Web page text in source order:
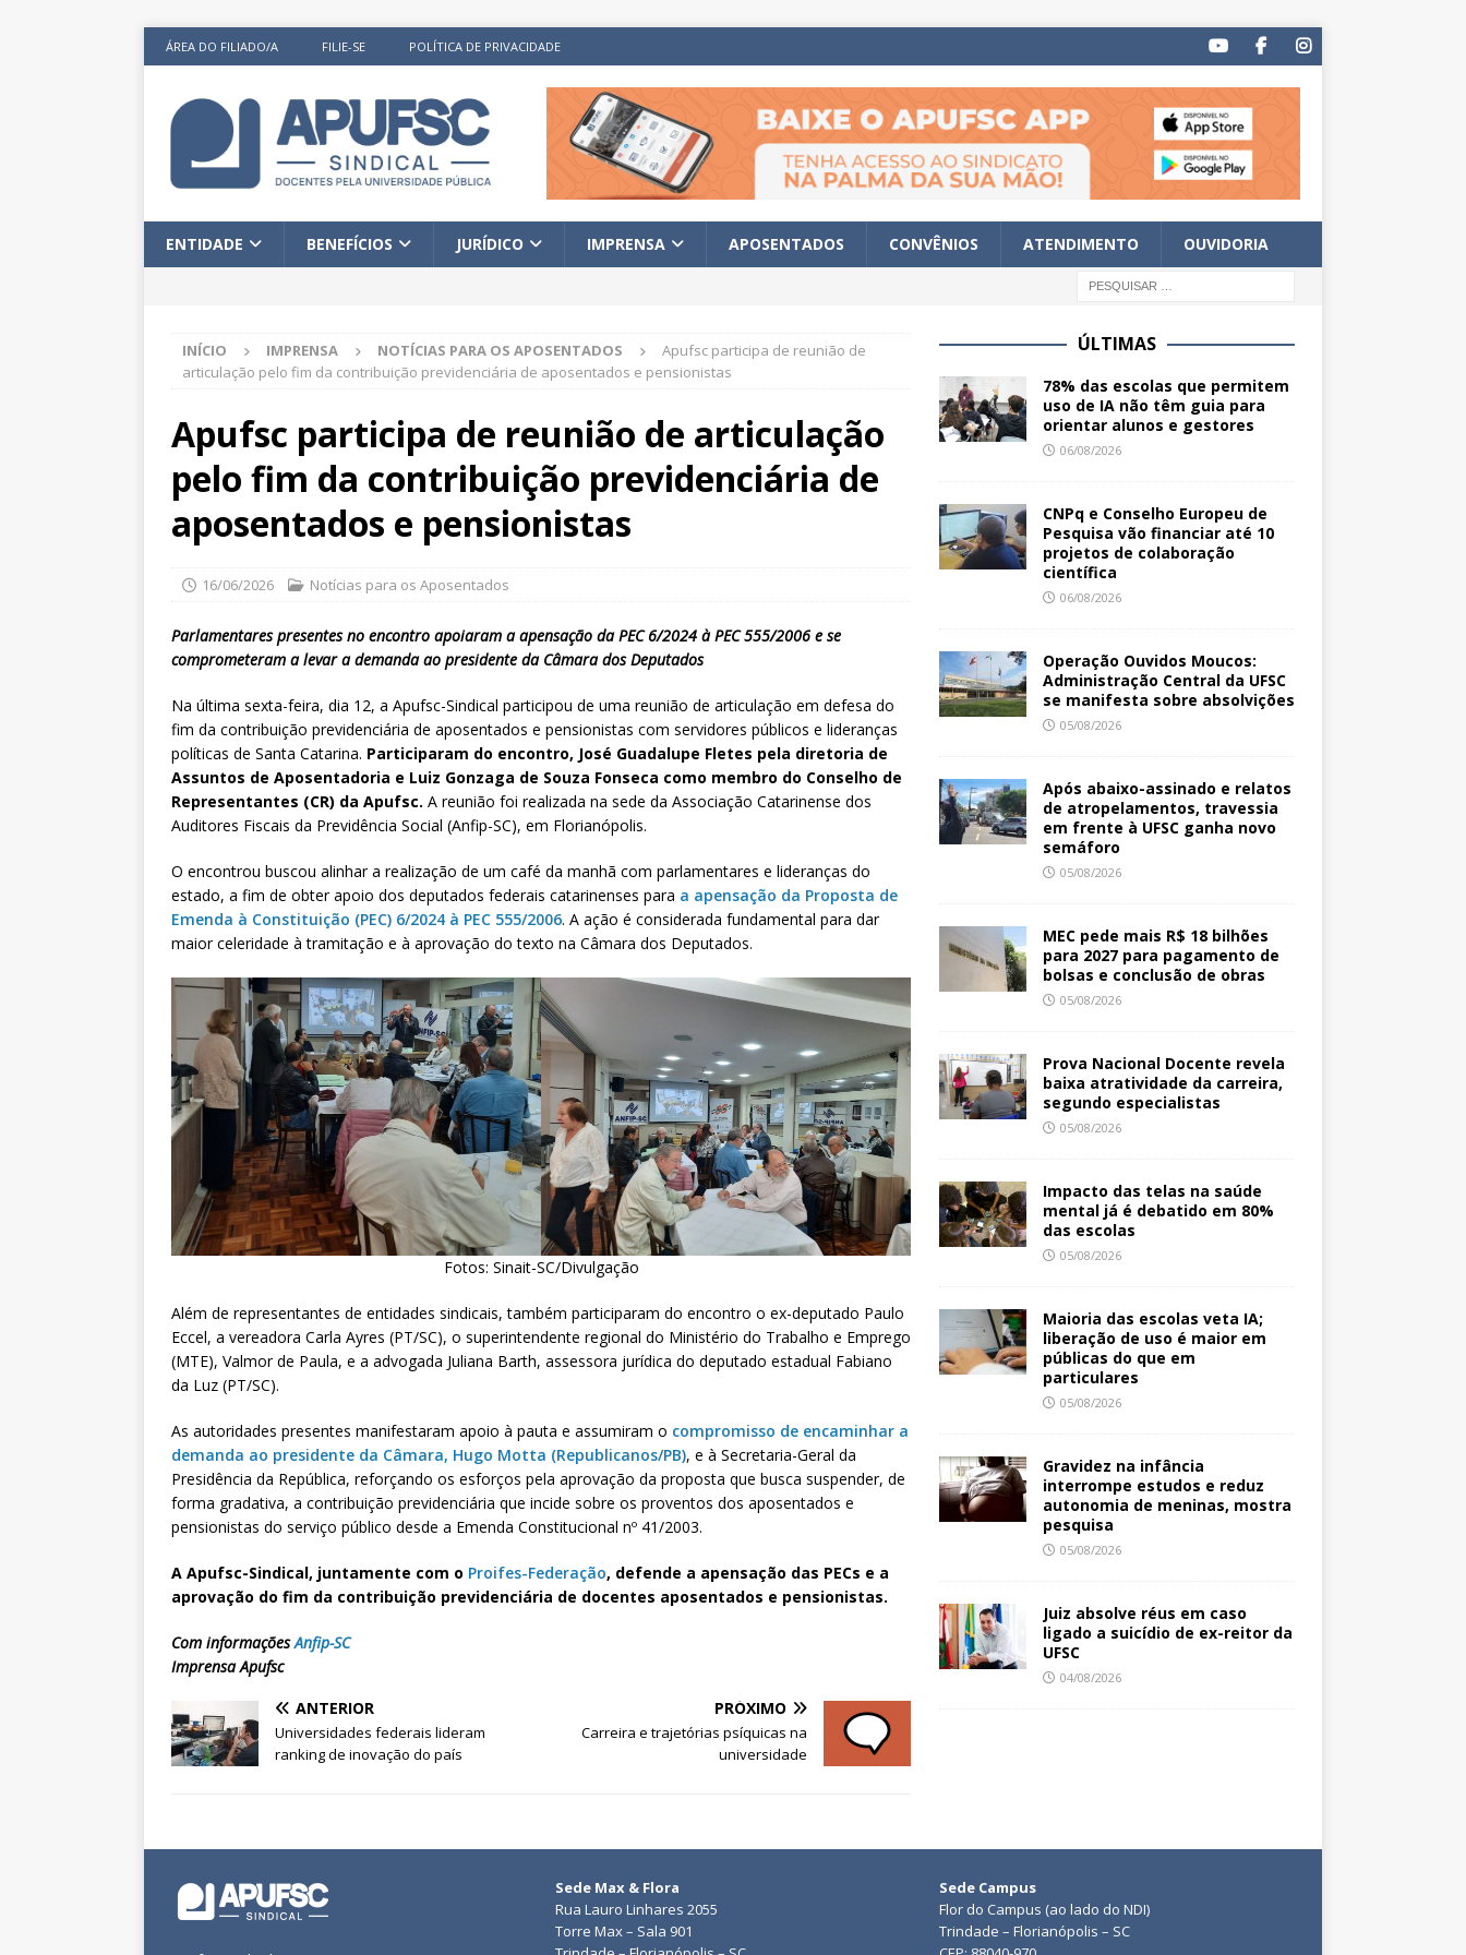
ÁREA DO FILIADO/A FILIE-SE POLÍTICA DE PRIVACIDADE
ENTIDADE BENEFÍCIOS JURÍDICO IMPRENSA APOSENTADOS CONVÊNIOS ATENDIMENTO OUVIDORIA
INÍCIO IMPRENSA NOTÍCIAS PARA OS APOSENTADOS
Apufsc participa de reunião de
articulação pelo fim da contribuição previdenciária de aposentados e pensionistas
Apufsc participa de reunião de articulação
pelo fim da contribuição previdenciária de
aposentados e pensionistas
16/06/2026 Notícias para os Aposentados
Parlamentares presentes no encontro apoiaram a apensação da PEC 6/2024 à PEC 555/2006 e se
comprometeram a levar a demanda ao presidente da Câmara dos Deputados
Na última sexta-feira, dia 12, a Apufsc-Sindical participou de uma reunião de articulação em defesa do
fim da contribuição previdenciária de aposentados e pensionistas com servidores públicos e lideranças
políticas de Santa Catarina. Participaram do encontro, José Guadalupe Fletes pela diretoria de
Assuntos de Aposentadoria e Luiz Gonzaga de Souza Fonseca como membro do Conselho de
Representantes (CR) da Apufsc. A reunião foi realizada na sede da Associação Catarinense dos
Auditores Fiscais da Previdência Social (Anfip-SC), em Florianópolis.
O encontrou buscou alinhar a realização de um café da manhã com parlamentares e lideranças do
estado, a fim de obter apoio dos deputados federais catarinenses para a apensação da Proposta de
Emenda à Constituição (PEC) 6/2024 à PEC 555/2006. A ação é considerada fundamental para dar
maior celeridade à tramitação e à aprovação do texto na Câmara dos Deputados.
Fotos: Sinait-SC/Divulgação
Além de representantes de entidades sindicais, também participaram do encontro o ex-deputado Paulo
Eccel, a vereadora Carla Ayres (PT/SC), o superintendente regional do Ministério do Trabalho e Emprego
(MTE), Valmor de Paula, e a advogada Juliana Barth, assessora jurídica do deputado estadual Fabiano
da Luz (PT/SC).
As autoridades presentes manifestaram apoio à pauta e assumiram o compromisso de encaminhar a
demanda ao presidente da Câmara, Hugo Motta (Republicanos/PB), e à Secretaria-Geral da
Presidência da República, reforçando os esforços pela aprovação da proposta que busca suspender, de
forma gradativa, a contribuição previdenciária que incide sobre os proventos dos aposentados e
pensionistas do serviço público desde a Emenda Constitucional nº 41/2003.
A Apufsc-Sindical, juntamente com o Proifes-Federação, defende a apensação das PECs e a
aprovação do fim da contribuição previdenciária de docentes aposentados e pensionistas.
Com informaçõesAnfip-SC
Imprensa Apufsc
ANTERIOR
Universidades federais lideram
ranking de inovação do país
PRÓXIMO
Carreira e trajetórias psíquicas na
universidade
ÚLTIMAS
78% das escolas que permitem
uso de IA não têm guia para
orientar alunos e gestores
06/08/2026
CNPq e Conselho Europeu de
Pesquisa vão financiar até 10
projetos de colaboração
científica
06/08/2026
Operação Ouvidos Moucos:
Administração Central da UFSC
se manifesta sobre absolvições
05/08/2026
Após abaixo-assinado e relatos
de atropelamentos, travessia
em frente à UFSC ganha novo
semáforo
05/08/2026
MEC pede mais R$ 18 bilhões
para 2027 para pagamento de
bolsas e conclusão de obras
05/08/2026
Prova Nacional Docente revela
baixa atratividade da carreira,
segundo especialistas
05/08/2026
Impacto das telas na saúde
mental já é debatido em 80%
das escolas
05/08/2026
Maioria das escolas veta IA;
liberação de uso é maior em
públicas do que em
particulares
05/08/2026
Gravidez na infância
interrompe estudos e reduz
autonomia de meninas, mostra
pesquisa
05/08/2026
Juiz absolve réus em caso
ligado a suicídio de ex-reitor da
UFSC
04/08/2026
Sede Max & Flora
Rua Lauro Linhares 2055
Torre Max – Sala 901
Sede Campus
Flor do Campus (ao lado do NDI)
Trindade – Florianópolis – SC